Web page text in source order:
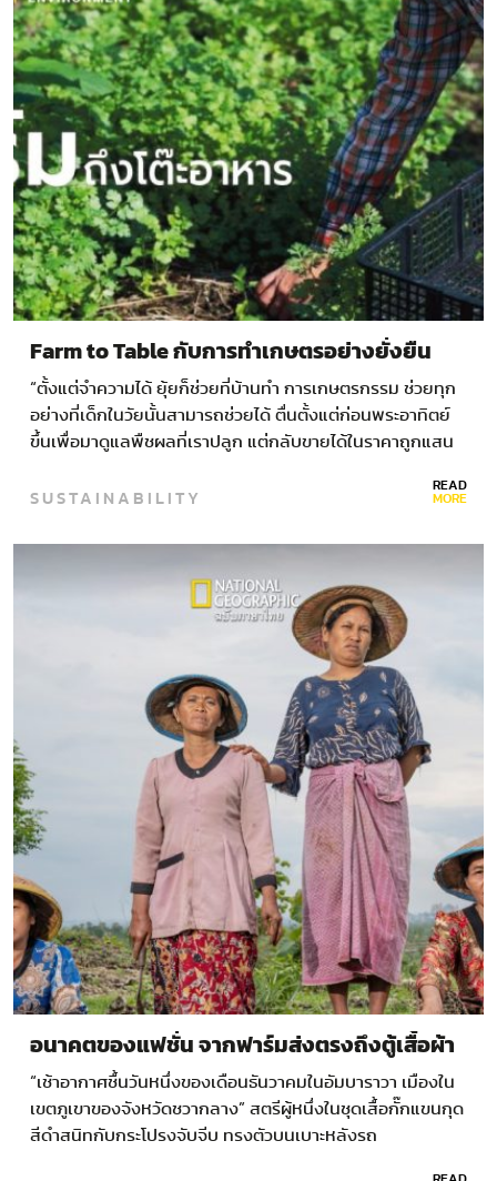
Farm to Table กับการทำเกษตรอย่างยั่งยืน
“ตั้งแต่จำความได้ ยุ้ยก็ช่วยที่บ้านทำ การเกษตรกรรม ช่วยทุก
อย่างที่เด็กในวัยนั้นสามารถช่วยได้ ตื่นตั้งแต่ก่อนพระอาทิตย์
ขึ้นเพื่อมาดูแลพืชผลที่เราปลูก แต่กลับขายได้ในราคาถูกแสน
SUSTAINABILITY READ
MORE
อนาคตของแฟชั่น จากฟาร์มส่งตรงถึงตู้เสื้อผ้า
“เช้าอากาศชื้นวันหนึ่งของเดือนธันวาคมในอัมบาราวา เมืองใน
เขตภูเขาของจังหวัดชวากลาง” สตรีผู้หนึ่งในชุดเสื้อกั๊กแขนกุด
สีดำสนิทกับกระโปรงจับจีบ ทรงตัวบนเบาะหลังรถ